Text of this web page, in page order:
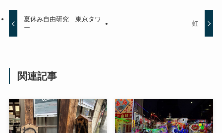
夏休み自由研究 東京タワ
ー
虹
関連記事